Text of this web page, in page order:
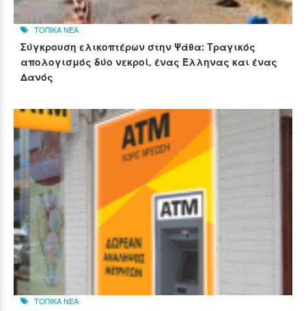
ΤΟΠΙΚΑ ΝΕΑ
Σύγκρουση ελικοπτέρων στην Ψάθα: Τραγικός
απολογισμός δύο νεκροί, ένας Έλληνας και ένας
Δανός
ΤΟΠΙΚΑ ΝΕΑ